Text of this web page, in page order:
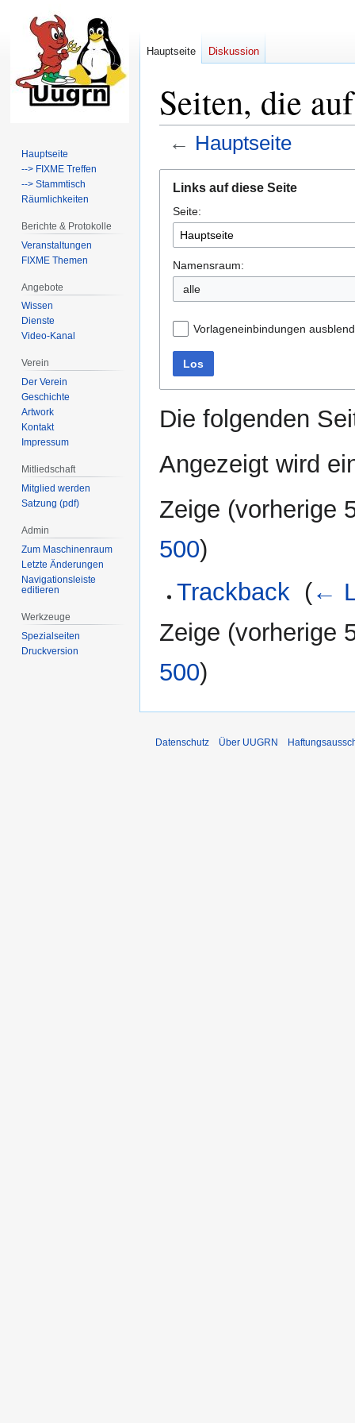
Seiten, die
← Hauptseite
Navigation
springen
Suche
springen
Links auf diese Seite
Seite:
Namensraum:
alle
Vorlageneinbindungen
Los
Die folgenden
Angezeigt wird
Zeige (vorherige
500)
Trackback (←
Zeige (vorherige
500)
Hauptseite Diskussion
Hauptseite
--> FIXME Treffen
--> Stammtisch
Räumlichkeiten
Berichte & Protokolle
Veranstaltungen
FIXME Themen
Angebote
Wissen
Dienste
Video-Kanal
Verein
Der Verein
Geschichte
Artwork
Kontakt
Impressum
Mitliedschaft
Mitglied werden
Satzung (pdf)
Admin
Zum Maschinenraum
Letzte Änderungen
Navigationsleiste
editieren
Werkzeuge
Spezialseiten
Druckversion
Datenschutz Über UUGRN